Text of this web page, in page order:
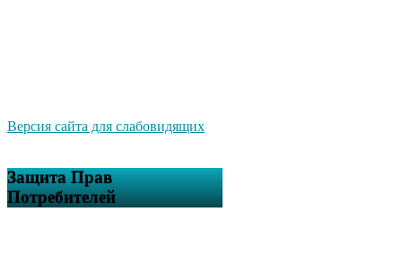
Версия сайта для слабовидящих
Защита Прав
Потребителей